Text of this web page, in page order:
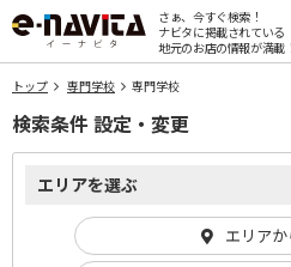
さぁ、今すぐ検索！
ナビタに掲載されている
地元のお店の情報が満載！
トップ 専門学校 専門学校
検索条件 設定・変更
エリアを選ぶ
エリア